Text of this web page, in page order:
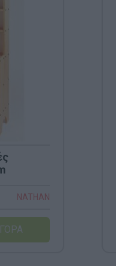
NATHAN